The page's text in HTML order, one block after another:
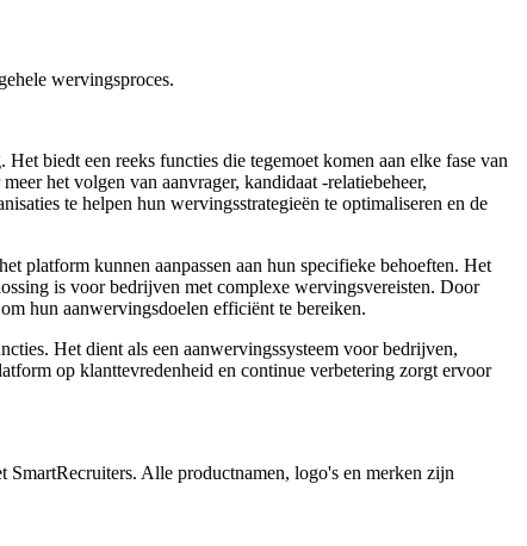
wervingsproces.
biedt een reeks functies die tegemoet komen aan elke fase van
het volgen van aanvrager, kandidaat -relatiebeheer,
te helpen hun wervingsstrategieën te optimaliseren en de
platform kunnen aanpassen aan hun specifieke behoeften. Het
is voor bedrijven met complexe wervingsvereisten. Door
hun aanwervingsdoelen efficiënt te bereiken.
Het dient als een aanwervingssysteem voor bedrijven,
op klanttevredenheid en continue verbetering zorgt ervoor
Alle productnamen, logo's en merken zijn